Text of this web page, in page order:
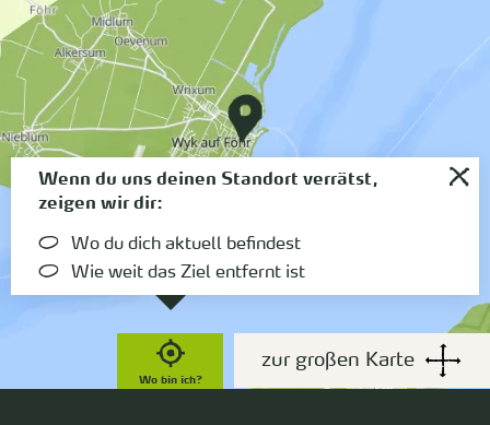
Wo bin ich?
Wenn du uns deinen Standort verrätst,
zeigen wir dir:
Wo du dich aktuell befindest
Wie weit das Ziel entfernt ist
zur großen Karte